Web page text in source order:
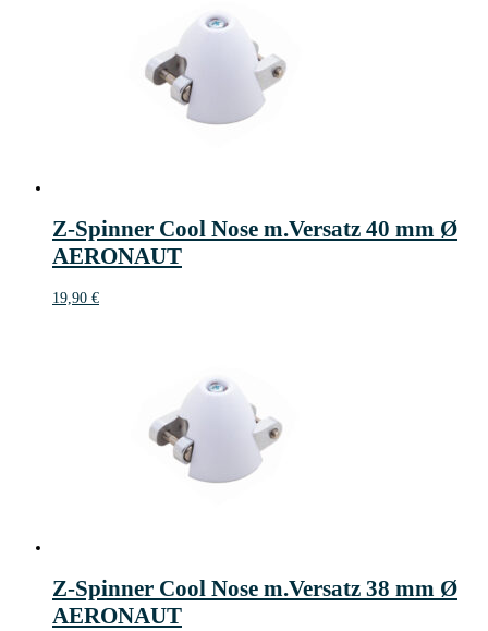
Z-Spinner Cool Nose m.Versatz 40 mm Ø
AERONAUT
19,90 €
Z-Spinner Cool Nose m.Versatz 38 mm Ø
AERONAUT